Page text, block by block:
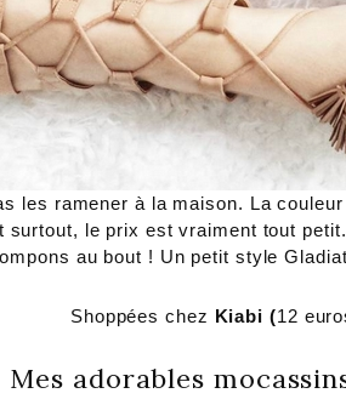
les ramener à la maison. La
surtout, le prix est vraiment tout
au bout ! Un petit style
Shoppées chez Kiabi (12
Mes adorables